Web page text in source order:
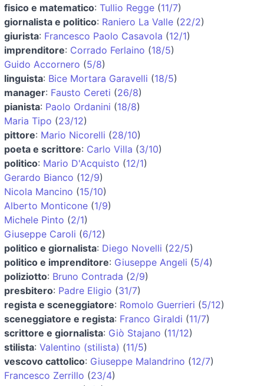
fisico e matematico: Tullio Regge (11/7)
giornalista e politico: Raniero La Valle (22/2)
giurista: Francesco Paolo Casavola (12/1)
imprenditore: Corrado Ferlaino (18/5)
Guido Accornero (5/8)
linguista: Bice Mortara Garavelli (18/5)
manager: Fausto Cereti (26/8)
pianista: Paolo Ordanini (18/8)
Maria Tipo (23/12)
pittore: Mario Nicorelli (28/10)
poeta e scrittore: Carlo Villa (3/10)
politico: Mario D'Acquisto (12/1)
Gerardo Bianco (12/9)
Nicola Mancino (15/10)
Alberto Monticone (1/9)
Michele Pinto (2/1)
Giuseppe Caroli (6/12)
politico e giornalista: Diego Novelli (22/5)
politico e imprenditore: Giuseppe Angeli (5/4)
poliziotto: Bruno Contrada (2/9)
presbitero: Padre Eligio (31/7)
regista e sceneggiatore: Romolo Guerrieri (5/12)
sceneggiatore e regista: Franco Giraldi (11/7)
scrittore e giornalista: Giò Stajano (11/12)
stilista: Valentino (stilista) (11/5)
vescovo cattolico: Giuseppe Malandrino (12/7)
Francesco Zerrillo (23/4)